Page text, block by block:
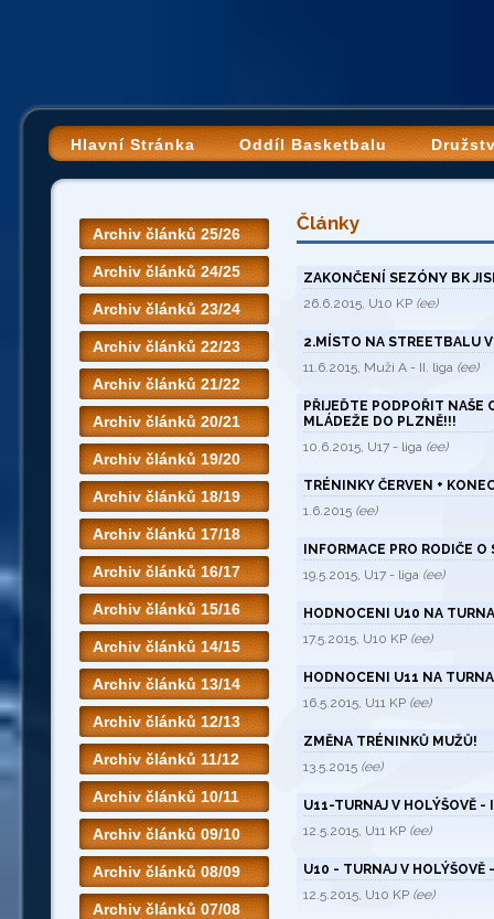
Hlavní Stránka Oddíl Basketbalu
Archiv článků 25/26
Archiv článků 24/25
Archiv článků 23/24
Archiv článků 22/23
Archiv článků 21/22
Archiv článků 20/21
Archiv článků 19/20
Archiv článků 18/19
Archiv článků 17/18
Archiv článků 16/17
Archiv článků 15/16
Archiv článků 14/15
Archiv článků 13/14
Archiv článků 12/13
Archiv článků 11/12
Archiv článků 10/11
Archiv článků 09/10
Archiv článků 08/09
Archiv článků 07/08
Články
ZAKONČENÍ SEZÓNY BK
26.6.2015, U10 KP (ee)
2.MÍSTO NA STREETBALU
11.6.2015, Muži A - II. liga (ee)
PŘIJEĎTE PODPOŘIT NAŠE
MLÁDEŽE DO PLZNĚ!!!
10.6.2015, U17 - liga (ee)
TRÉNINKY ČERVEN +
1.6.2015 (ee)
INFORMACE PRO RODIČE
19.5.2015, U17 - liga (ee)
HODNOCENI U10 NA
17.5.2015, U10 KP (ee)
HODNOCENI U11 NA
16.5.2015, U11 KP (ee)
ZMĚNA TRÉNINKŮ MUŽŮ!
13.5.2015 (ee)
U11-TURNAJ V HOLÝŠOVĚ -
12.5.2015, U11 KP (ee)
U10 - TURNAJ V HOLÝŠOVĚ
12.5.2015, U10 KP (ee)